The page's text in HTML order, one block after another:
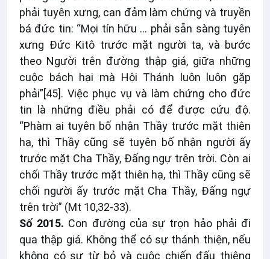
phải tuyên xưng, can đảm làm chứng và truyền
bá đức tin: “Mọi tín hữu … phải sẵn sàng tuyên
xưng Đức Kitô trước mặt người ta, và bước
theo Người trên đường thập giá, giữa những
cuộc bách hại mà Hội Thánh luôn luôn gặp
phải”[45]. Việc phục vụ và làm chứng cho đức
tin là những điều phải có để được cứu độ.
“Phàm ai tuyên bố nhận Thầy trước mặt thiên
hạ, thì Thầy cũng sẽ tuyên bố nhận người ấy
trước mặt Cha Thầy, Đấng ngự trên trời. Còn ai
chối Thầy trước mặt thiên hạ, thì Thầy cũng sẽ
chối người ấy trước mặt Cha Thầy, Đấng ngự
trên trời” (Mt 10,32-33).
Số 2015. Con đường của sự trọn hảo phải đi
qua thập giá. Không thể có sự thánh thiện, nếu
không có sự từ bỏ và cuộc chiến đấu thiêng